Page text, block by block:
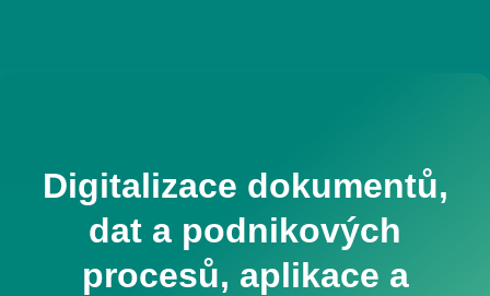
Digitalizace dokumentů,
dat a podnikových
procesů, aplikace a